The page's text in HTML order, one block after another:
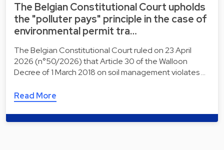
The Belgian Constitutional Court upholds
the "polluter pays" principle in the case of
environmental permit tra…
The Belgian Constitutional Court ruled on 23 April
2026 (n°50/2026) that Article 30 of the Walloon
Decree of 1 March 2018 on soil management violates …
Read More